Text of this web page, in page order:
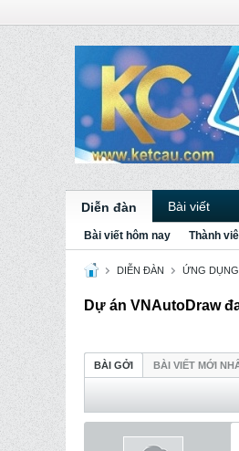
Diễn đàn Bài viết
Bài viết hôm nay Thành
DIỄN ĐÀN ỨNG
Dự án VNAutoDraw
BÀI GỞI BÀI VIẾT MỚI